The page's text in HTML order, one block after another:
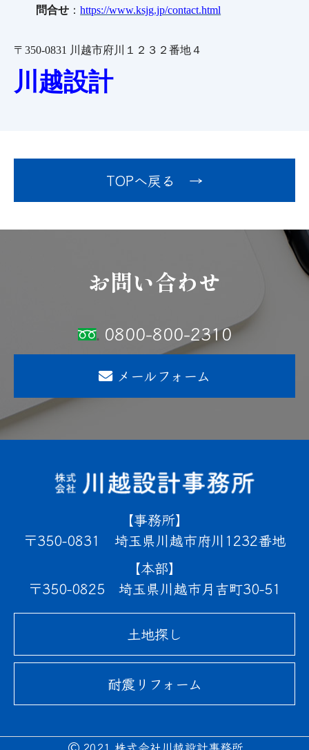
問合せ ：https://www.ksjg.jp/contact.html
〒350-0831 川越市府川１２３２番地４
川越設計
TOPへ戻る →
お問い合わせ
0800-800-2310
メールフォーム
事務所
350-0831
埼玉県川越市府川1232番地
本部
350-0825
埼玉県川越市月吉町30-51
土地探し
耐震リフォーム